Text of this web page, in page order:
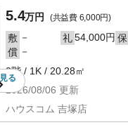
見る
5.4万円 (共益費 6,000円)
敷 － 礼54,000円 保
償 －
2階 / 1K / 20.28㎡
2026/08/06 更新
ハウスコム 吉塚店